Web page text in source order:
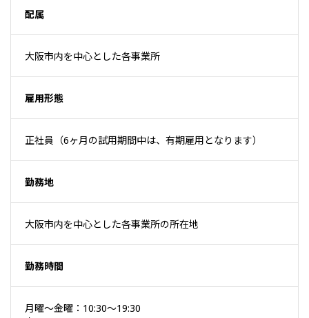
配属
大阪市内を中心とした各事業所
雇用形態
正社員（6ヶ月の試用期間中は、有期雇用となります）
勤務地
大阪市内を中心とした各事業所の所在地
勤務時間
月曜～金曜：10:30～19:30